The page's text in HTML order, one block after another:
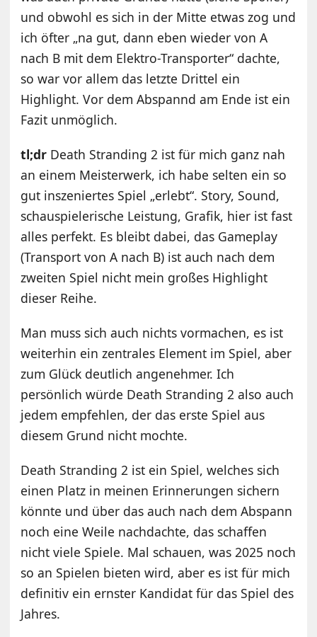
und obwohl es sich in der Mitte etwas zog und
ich öfter „na gut, dann eben wieder von A
nach B mit dem Elektro-Transporter“ dachte,
so war vor allem das letzte Drittel ein
Highlight. Vor dem Abspannd am Ende ist ein
Fazit unmöglich.
tl;dr Death Stranding 2 ist für mich ganz nah
an einem Meisterwerk, ich habe selten ein so
gut inszeniertes Spiel „erlebt“. Story, Sound,
schauspielerische Leistung, Grafik, hier ist fast
alles perfekt. Es bleibt dabei, das Gameplay
(Transport von A nach B) ist auch nach dem
zweiten Spiel nicht mein großes Highlight
dieser Reihe.
Man muss sich auch nichts vormachen, es ist
weiterhin ein zentrales Element im Spiel, aber
zum Glück deutlich angenehmer. Ich
persönlich würde Death Stranding 2 also auch
jedem empfehlen, der das erste Spiel aus
diesem Grund nicht mochte.
Death Stranding 2 ist ein Spiel, welches sich
einen Platz in meinen Erinnerungen sichern
könnte und über das auch nach dem Abspann
noch eine Weile nachdachte, das schaffen
nicht viele Spiele. Mal schauen, was 2025 noch
so an Spielen bieten wird, aber es ist für mich
definitiv ein ernster Kandidat für das Spiel des
Jahres.